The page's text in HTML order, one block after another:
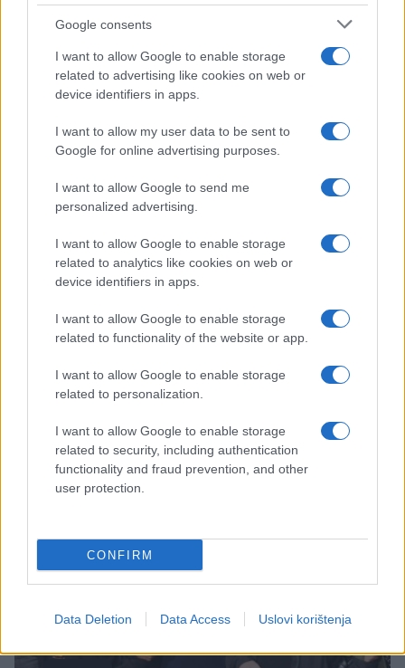
Google consents
I want to allow Google to enable storage
related to advertising like cookies on web or
device identifiers in apps.
I want to allow my user data to be sent to
Google for online advertising purposes.
I want to allow Google to send me
personalized advertising.
I want to allow Google to enable storage
related to analytics like cookies on web or
device identifiers in apps.
I want to allow Google to enable storage
related to functionality of the website or app.
I want to allow Google to enable storage
related to personalization.
I want to allow Google to enable storage
related to security, including authentication
functionality and fraud prevention, and other
user protection.
CONFIRM
Data Deletion Data Access Uslovi korištenja
SVIJET
Halo Putin, ovdje Trump: 45 minuta na telefonskoj
Saznaj više